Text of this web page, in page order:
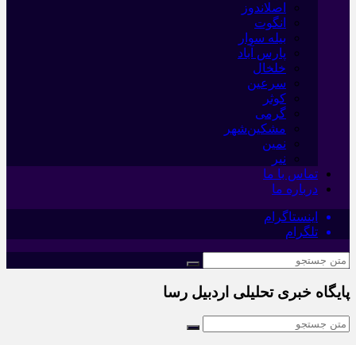
اصلاندوز
انگوت
بیله سوار
پارس آباد
خلخال
سرعین
کوثر
گرمی
مشکین‌شهر
نمین
نیر
تماس با ما
درباره ما
اینستاگرام
تلگرام
پایگاه خبری تحلیلی اردبیل رسا